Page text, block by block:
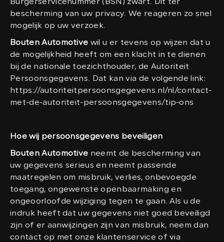
Burgerservicenummer (BSN) zwart. Dit ter
bescherming van uw privacy. We reageren zo snel
mogelijk op uw verzoek.
Bouten Automotive wil u er tevens op wijzen dat u
de mogelijkheid heeft om een klacht in te dienen
bij de nationale toezichthouder, de Autoriteit
Persoonsgegevens. Dat kan via de volgende link:
https://autoriteitpersoonsgegevens.nl/nl/contact-
met-de-autoriteit-persoonsgegevens/tip-ons
Hoe wij persoonsgegevens beveiligen
Bouten Automotive neemt de bescherming van
uw gegevens serieus en neemt passende
maatregelen om misbruik, verlies, onbevoegde
toegang, ongewenste openbaarmaking en
ongeoorloofde wijziging tegen te gaan. Als u de
indruk heeft dat uw gegevens niet goed beveiligd
zijn of er aanwijzingen zijn van misbruik, neem dan
contact op met onze klantenservice of via